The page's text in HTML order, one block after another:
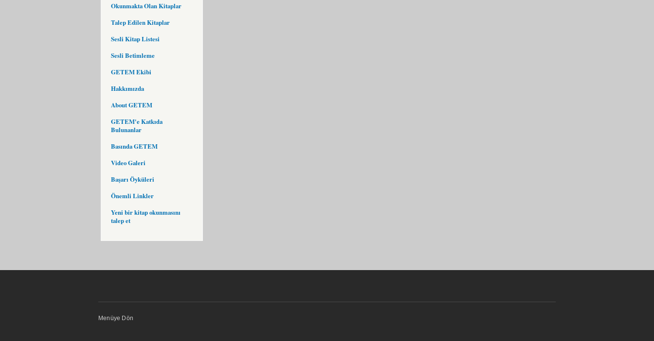
Okunmakta Olan Kitaplar
Talep Edilen Kitaplar
Sesli Kitap Listesi
Sesli Betimleme
GETEM Ekibi
Hakkımızda
About GETEM
GETEM'e Katkıda
Bulunanlar
Basında GETEM
Video Galeri
Başarı Öyküleri
Önemli Linkler
Yeni bir kitap okunmasını
talep et
Menüye Dön